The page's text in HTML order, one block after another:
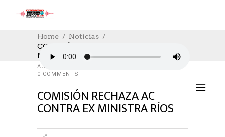
Home
Noticias
COMISIÓN RECHAZA AC CONTRA EX
MINISTRA RÍOS
NOTICIAS,POLÍTICA
24/01/2023
AUTHOR: HECTOR
0 COMMENTS
COMISIÓN RECHAZA AC
CONTRA EX MINISTRA RÍOS